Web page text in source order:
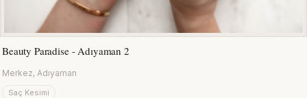
Beauty Paradise - Adıyaman 2
Merkez, Adıyaman
Saç Kesimi